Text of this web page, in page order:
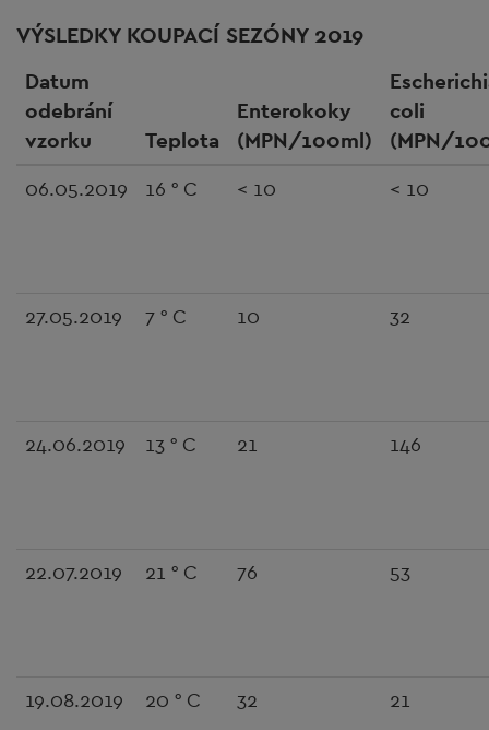
VÝSLEDKY KOUPACÍ SEZÓNY 2019
Datum
odebrání
vzorku
Teplota
Enterokoky
(MPN/100ml)
coli
(MPN/
06.05.2019 16 ° C < 10 < 10
27.05.2019 7 ° C 10 32
24.06.2019 13 ° C 21 146
22.07.2019 21 ° C 76 53
19.08.2019 20 ° C 32 21